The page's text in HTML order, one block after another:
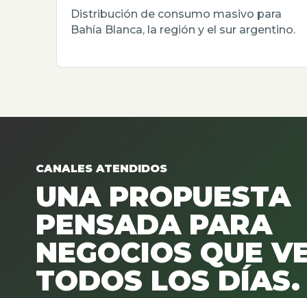
Distribución de consumo masivo para
Bahía Blanca, la región y el sur argentino.
CANALES ATENDIDOS
UNA PROPUESTA
PENSADA PARA
NEGOCIOS QUE
TODOS LOS DÍAS.